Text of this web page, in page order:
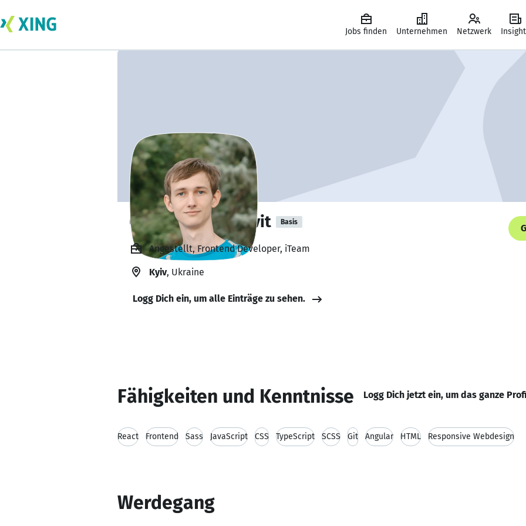
Jobs finden Unternehmen Netzwerk
Oleksandr Pustovit Basis
Angestellt, Frontend Developer, iTeam
Kyiv, Ukraine
Logg Dich ein, um alle Einträge zu sehen.
Fähigkeiten und Kenntnisse Logg Dich jetzt ein, um das ganze
React Frontend Sass JavaScript CSS TypeScript SCSS Git Angular HTML Responsive Webdesign
Werdegang